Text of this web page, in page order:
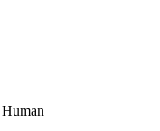
Продавцы-
Младшие